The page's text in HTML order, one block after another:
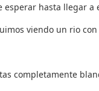
esperar hasta llegar a
viendo un rio
completamente